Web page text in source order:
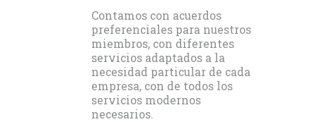
Contamos con acuerdos
preferenciales para nuestros
miembros, con diferentes
servicios adaptados a la
necesidad particular de cada
empresa, con de todos los
servicios modernos
necesarios.